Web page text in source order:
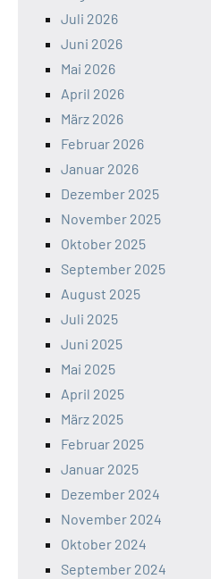
Juli 2026
Juni 2026
Mai 2026
April 2026
März 2026
Februar 2026
Januar 2026
Dezember 2025
November 2025
Oktober 2025
September 2025
August 2025
Juli 2025
Juni 2025
Mai 2025
April 2025
März 2025
Februar 2025
Januar 2025
Dezember 2024
November 2024
Oktober 2024
September 2024